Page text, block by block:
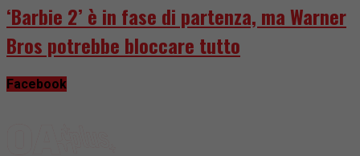
‘Barbie 2’ è in fase di partenza, ma Warner
Bros potrebbe bloccare tutto
Facebook